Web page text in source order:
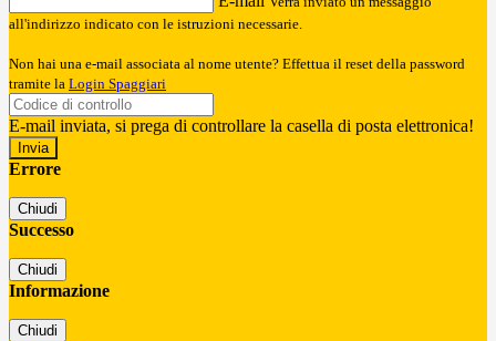
all'indirizzo indicato con le istruzioni necessarie.
Non hai una e-mail associata al nome utente? Effettua il reset della password
tramite la Login Spaggiari
E-mail inviata, si prega di controllare la casella di posta elettronica!
Errore
Chiudi
Successo
Chiudi
Informazione
Chiudi